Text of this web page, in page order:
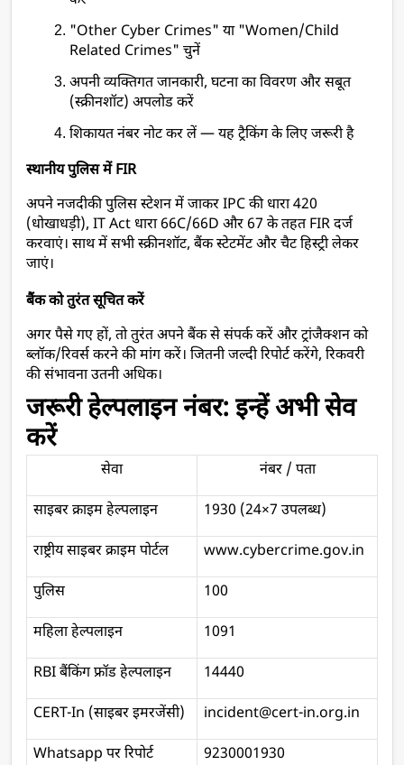
"Other Cyber Crimes" या "Women/Child
Related Crimes" चुनें
अपनी व्यक्तिगत जानकारी, घटना का विवरण और सबूत
(स्क्रीनशॉट) अपलोड करें
शिकायत नंबर नोट कर लें — यह ट्रैकिंग के लिए जरूरी है
स्थानीय पुलिस में FIR
अपने नजदीकी पुलिस स्टेशन में जाकर IPC की धारा 420
(धोखाधड़ी), IT Act धारा 66C/66D और 67 के तहत FIR दर्ज
करवाएं। साथ में सभी स्क्रीनशॉट, बैंक स्टेटमेंट और चैट हिस्ट्री लेकर
जाएं।
बैंक को तुरंत सूचित करें
अगर पैसे गए हों, तो तुरंत अपने बैंक से संपर्क करें और ट्रांजैक्शन को
ब्लॉक/रिवर्स करने की मांग करें। जितनी जल्दी रिपोर्ट करेंगे, रिकवरी
की संभावना उतनी अधिक।
जरूरी हेल्पलाइन नंबर: इन्हें अभी सेव
करें
सेवा नंबर / पता
साइबर क्राइम हेल्पलाइन 1930 (24×7 उपलब्ध)
राष्ट्रीय साइबर क्राइम पोर्टल www.cybercrime.gov.in
पुलिस 100
महिला हेल्पलाइन 1091
RBI बैंकिंग फ्रॉड हेल्पलाइन 14440
CERT-In (साइबर इमरजेंसी) incident@cert-in.org.in
Whatsapp पर रिपोर्ट 9230001930